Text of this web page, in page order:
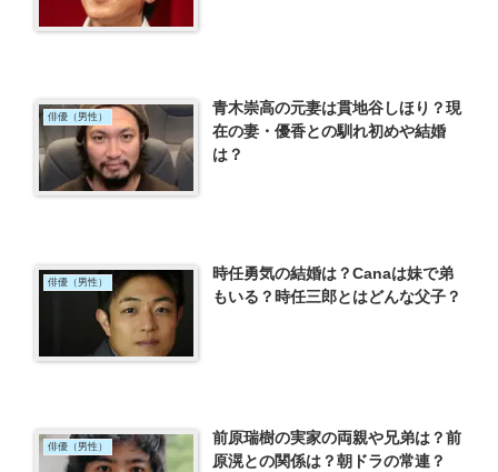
俳優（男性）
青木崇高の元妻は貫地谷しほり？現
在の妻・優香との馴れ初めや結婚
は？
俳優（男性）
時任勇気の結婚は？Canaは妹で弟
もいる？時任三郎とはどんな父子？
俳優（男性）
前原瑞樹の実家の両親や兄弟は？前
原滉との関係は？朝ドラの常連？